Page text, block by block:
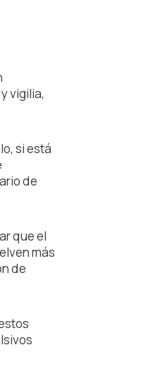
vigilia,
si está
de
que el
más
de